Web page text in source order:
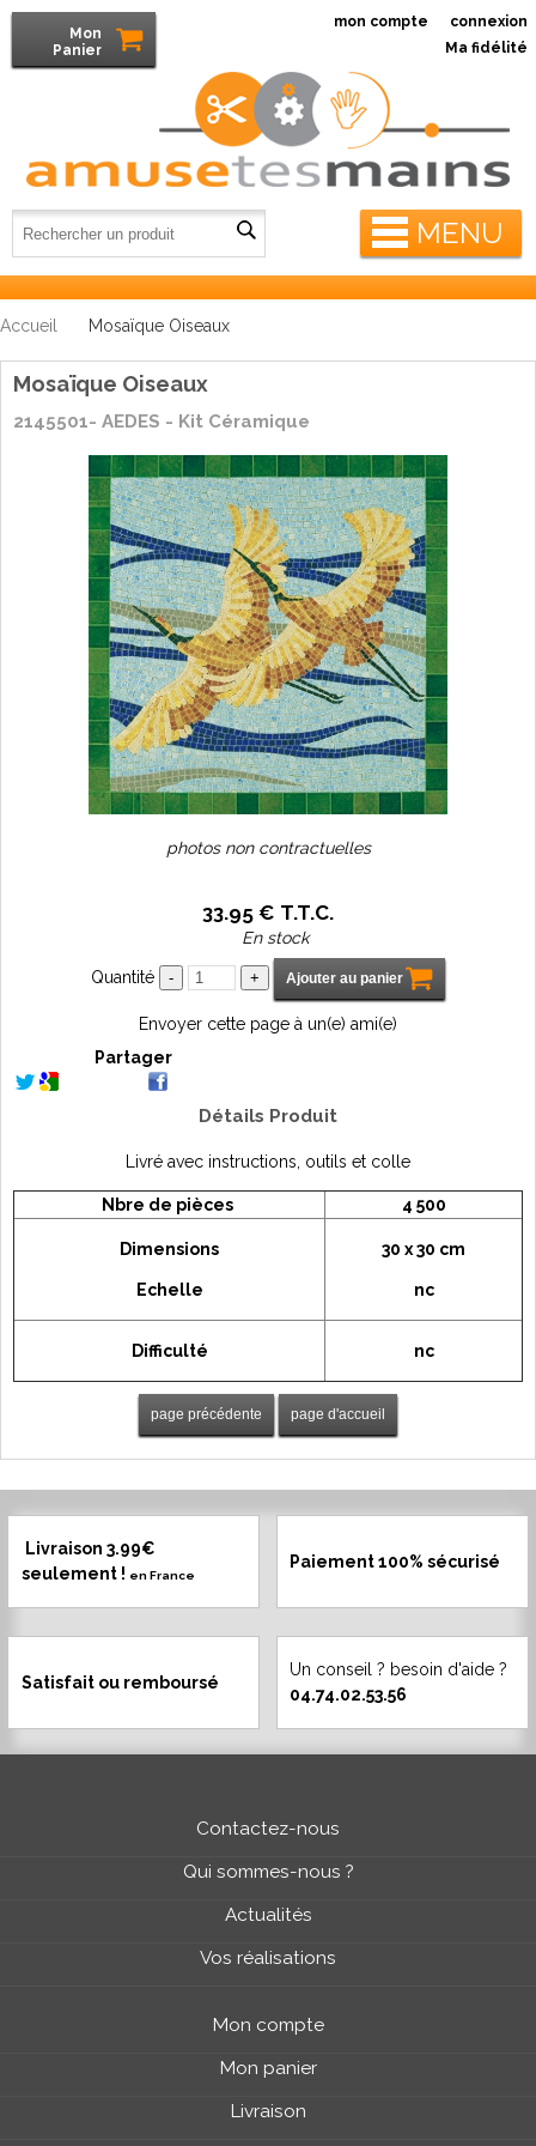
MENU
mon compte connexion
Mon
Panier
Ma fidélité
Accueil Mosaïque Oiseaux
Mosaïque Oiseaux
2145501- AEDES - Kit Céramique
photos non contractuelles
33.95 € T.T.C.
En stock
Quantité
Envoyer cette page à un(e) ami(e)
Partager
Détails Produit
Livré avec instructions, outils et colle
Nbre de pièces 4 500
Dimensions
Echelle
30 x 30 cm
nc
Difficulté nc
Livraison 3.99€
seulement ! en France
Paiement 100% sécurisé
Satisfait ou remboursé
Un conseil ? besoin d'aide ?
04.74.02.53.56
Contactez-nous
Qui sommes-nous ?
Actualités
Vos réalisations
Mon compte
Mon panier
Livraison